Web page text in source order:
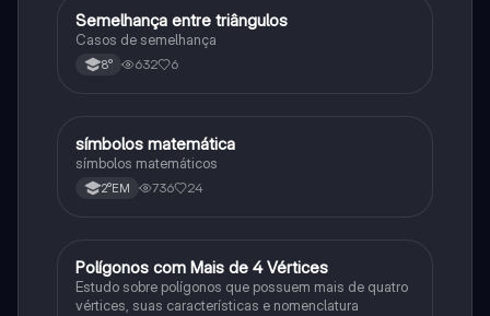
Matematica
Semelhança entre triângulos
Casos de semelhança
8° 632 6
Matematica
símbolos matemática
símbolos matemáticos
2°EM 736 24
Matematica
Polígonos com Mais de 4 Vértices
Estudo sobre polígonos que possuem mais de quatro
vértices, suas características e nomenclatura